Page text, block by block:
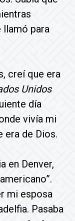
llamó para
creí que era
Unidos
día
vivía mi
era de Dios.
en Denver,
mi esposa
Pasaba